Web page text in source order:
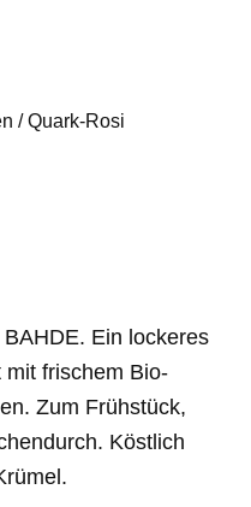
/Quark-Rosi
Ein lockeres
frischem Bio-
Zum Frühstück,
Köstlich